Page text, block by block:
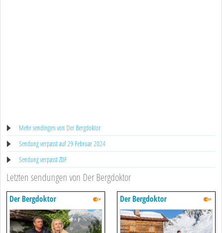
Mehr sendingen von Der Bergdoktor
Sendung verpasst auf 29 Februar 2024
Sendung verpasst ZDF
Letzten sendungen von Der Bergdoktor
Der Bergdoktor Der Bergdoktor